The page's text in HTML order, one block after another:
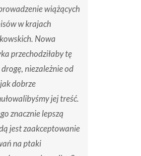
wiążących
w krajach
Nowa
przechodziłaby tę
niezależnie od
dobrze
jej treść.
znacznie lepszą
jest zaakceptowanie
na ptaki